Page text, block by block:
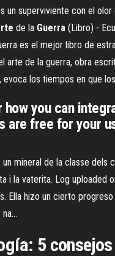
un superviviente con el
de la Guerra (Libro) -
es el mejor libro de
arte de la guerra, obra
evoca los tiempos en que
how you can
are free for your
mineral de la classe dels
i la vaterita. Log uploaded
Ella hizo un cierto
na…
5